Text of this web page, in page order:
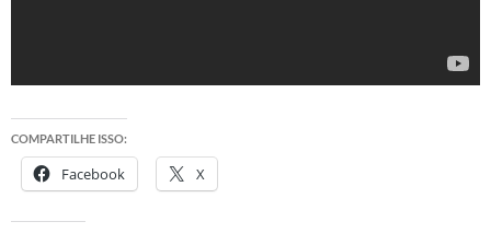
COMPARTILHE ISSO:
Facebook X